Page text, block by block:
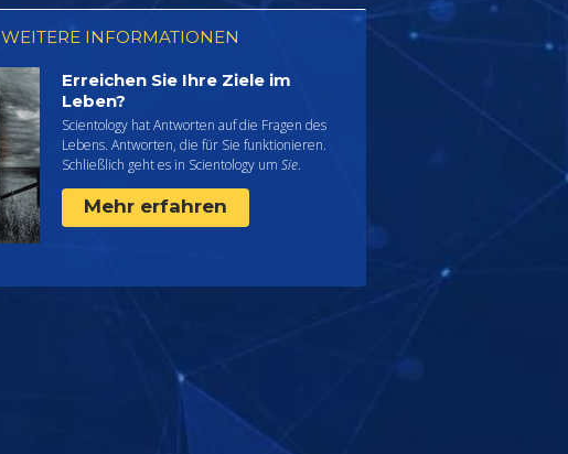
WEITERE INFORMATIONEN
Erreichen Sie Ihre Ziele im
Leben?
Scientology hat Antworten auf die Fragen des
Lebens. Antworten, die für Sie funktionieren.
Schließlich geht es in Scientology um Sie.
Mehr erfahren